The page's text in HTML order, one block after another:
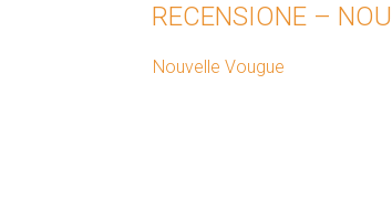
RECENSIONE –
Nouvelle Vougue